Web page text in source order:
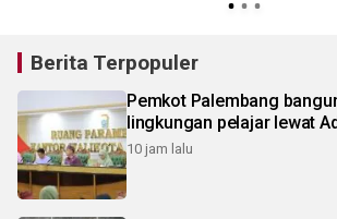
Berita Terpopuler
Pemkot Palembang
lingkungan pelajar lewat
10 jam lalu